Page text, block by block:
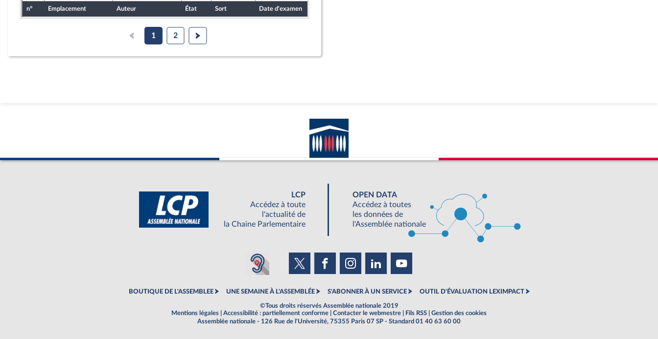
n° Emplacement Auteur État Sort Date d'examen
1 2
LCP
Accédez à toute
l'actualité de
la Chaine Parlementaire
OPEN DATA
Accédez à toutes
les données de
l'Assemblée nationale
BOUTIQUE DE L'ASSEMBLEE UNE SEMAINE À L'ASSEMBLÉE S'ABONNER À UN SERVICE OUTIL D'ÉVALUATION LEXIMPACT
©Tous droits réservés Assemblée nationale 2019
Mentions légales
Accessibilité : partiellement conforme Contacter le webmestre Fils RSS
Gestion des cookies
Assemblée nationale - 126 Rue de l'Université, 75355 Paris 07 SP - Standard 01 40 63 60 00